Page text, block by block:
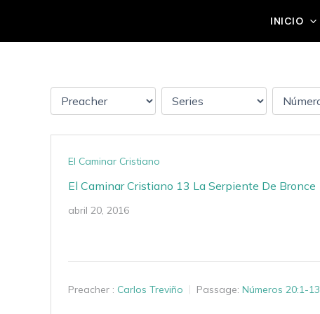
contenido
INICIO
El Caminar Cristiano
El Caminar Cristiano 13 La Serpiente De Bronce
abril 20, 2016
Preacher : Carlos Treviño Passage: Números 20:1-13